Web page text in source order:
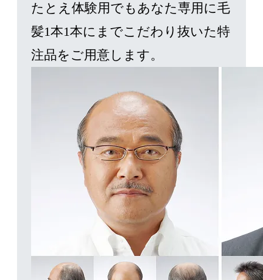
たとえ体験用でもあなた専用に毛
髪1本1本にまでこだわり抜いた特
注品をご用意します。